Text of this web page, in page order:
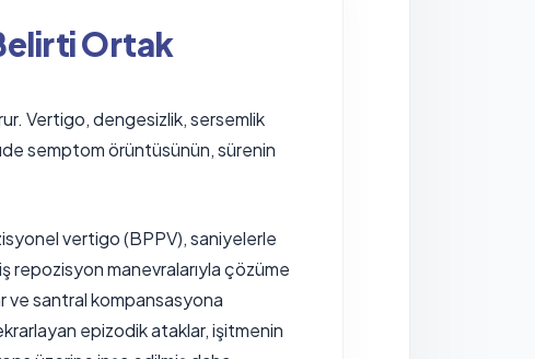
Ortak
Vertigo, dengesizlik, sersemlik
semptom örüntüsünün, sürenin
vertigo (BPPV), saniyelerle
repozisyon manevralarıyla çözüme
ve santral kompansasyona
epizodik ataklar, işitmenin